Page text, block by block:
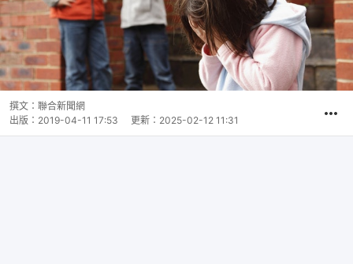
撰文： 聯合新聞網
出版： 2019-04-11 17:53 更新： 2025-02-12 11:31